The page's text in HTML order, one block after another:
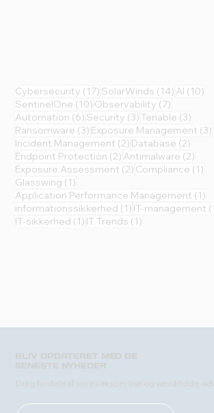
Cybersecurity (17) 17 indlæg
SolarWinds (14) 14 indlæg
AI (10)
SentinelOne (10) 10 indlæg
Observability (7)
Automation (6) 6 indlæg
Security (3) 3 indlæg
Tenable (3)
Ransomware (3) 3 indlæg
Exposure Management (3)
Incident Management (2) 2 indlæg
Database (2)
Endpoint Protection (2) 2 indlæg
Antimalware (2)
Exposure Assessment (2) 2 indlæg
Compliance (1)
Glasswing (1)
Application Performance Management (1)
informationssikkerhed (1) 1 indlæg
IT-management
IT-sikkerhed (1) 1 indlæg
IT Trends (1)